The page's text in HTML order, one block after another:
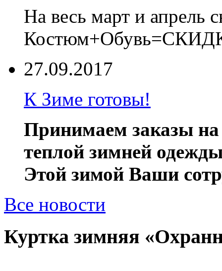
На весь март и апрель
27.09.2017
К Зиме готовы!
Принимаем заказы
теплой зимней
Этой зимой Ваши
Все новости
Куртка зимняя